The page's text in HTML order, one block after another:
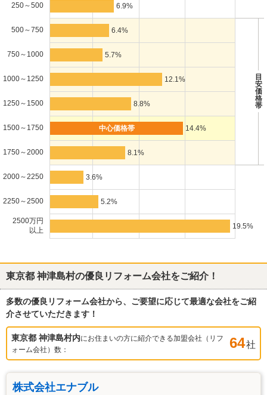
250～500 6.9%
500～750 6.4%
目
安
価
格
帯
750～1000 5.7%
1000～1250 12.1%
1250～1500 8.8%
1500～1750 14.4%
1750～2000 8.1%
2000～2250 3.6%
2250～2500 5.2%
2500万円
以上
19.5%
東京都 神津島村の優良リフォーム会社をご紹介！
多数の優良リフォーム会社から、ご要望に応じて最適な会社をご紹
介させていただきます！
東京都 神津島村内にお住まいの方に紹介できる加盟会社（リフ
ォーム会社）数：
64社
株式会社エナブル